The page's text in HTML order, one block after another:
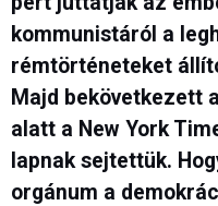
kommunistáról a
rémtörténeteket
Majd bekövetkezett
alatt a New York
lapnak sejtettük.
orgánum a